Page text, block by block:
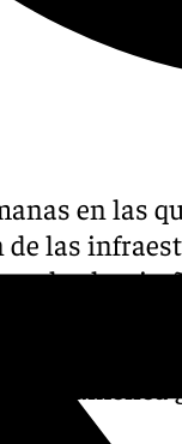
en las
de las
de
se despejó
encargo que
su